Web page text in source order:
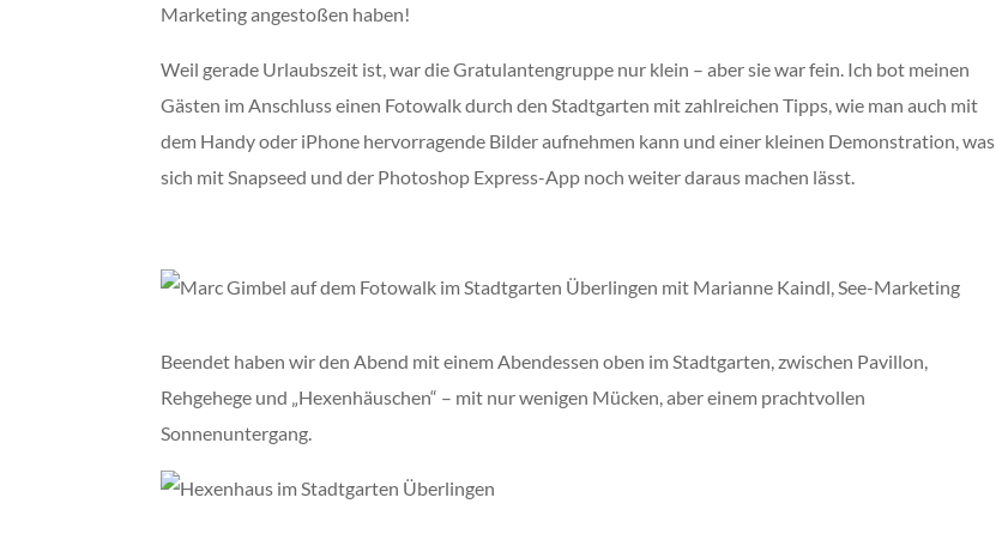
Marketing angestoßen haben!
Weil gerade Urlaubszeit ist, war die Gratulantengruppe nur klein – aber sie war fein. Ich bot meinen
Gästen im Anschluss einen Fotowalk durch den Stadtgarten mit zahlreichen Tipps, wie man auch mit
dem Handy oder iPhone hervorragende Bilder aufnehmen kann und einer kleinen Demonstration, was
sich mit Snapseed und der Photoshop Express-App noch weiter daraus machen lässt.
Beendet haben wir den Abend mit einem Abendessen oben im Stadtgarten, zwischen Pavillon,
Rehgehege und „Hexenhäuschen“ – mit nur wenigen Mücken, aber einem prachtvollen
Sonnenuntergang.